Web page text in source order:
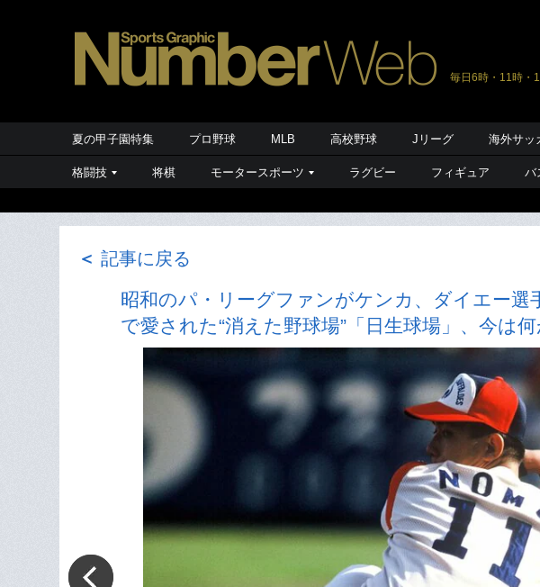
毎日6時・11時・
夏の甲子園特集 プロ野球 MLB 高校野球 Jリーグ 海外サッ
格闘技 将棋 モータースポーツ ラグビー フィギュア バ
＜ 記事に戻る
昭和のパ・リーグファンがケンカ、ダイエー
で愛された“消えた野球場”「日生球場」、今は